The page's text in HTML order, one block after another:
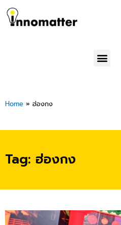
Skip
to
content
Menu
Home » ฮ่องกง
Tag: ฮ่องกง